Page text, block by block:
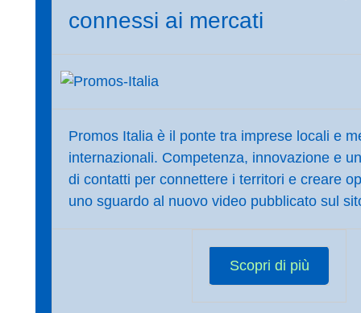
connessi ai mercati
Promos Italia è il ponte tra imprese locali e
internazionali. Competenza, innovazione e
di contatti per connettere i territori e creare
uno sguardo al nuovo video pubblicato sul
Scopri di più